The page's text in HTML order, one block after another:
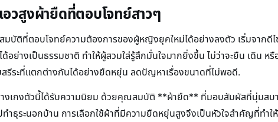
วสูงผ้ายืดที่ตอบโจทย์สาวๆ
บัติที่ตอบโจทย์ความต้องการของผู้หญิงยุคใหม่ได้อย่างลงตัว เริ่มจากดี
ย่างเป็นธรรมชาติ ทำให้ผู้สวมใส่รู้สึกมั่นใจมากยิ่งขึ้น ไม่ว่าจะยืน เดิน ห
รีระที่แตกต่างกันได้อย่างยืดหยุ่น ลดปัญหาเรื่องขนาดที่ไม่พอดี.
เกงตัวนี้ได้รับความนิยม ด้วยคุณสมบัติ **ผ้ายืด** ที่มอบสัมผัสที่นุ่มสบาย
ทำธุระนอกบ้าน การเลือกใช้ผ้าที่มีความยืดหยุ่นสูงจึงเป็นหัวใจสำคัญที่ทำ